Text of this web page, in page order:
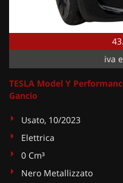
iva
TESLA Model Y
Gancio
Usato, 10/2023
Elettrica
0 Cm³
Nero Metallizzato